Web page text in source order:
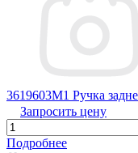
3619603M1 Ручка
Запросить цену
Подробнее